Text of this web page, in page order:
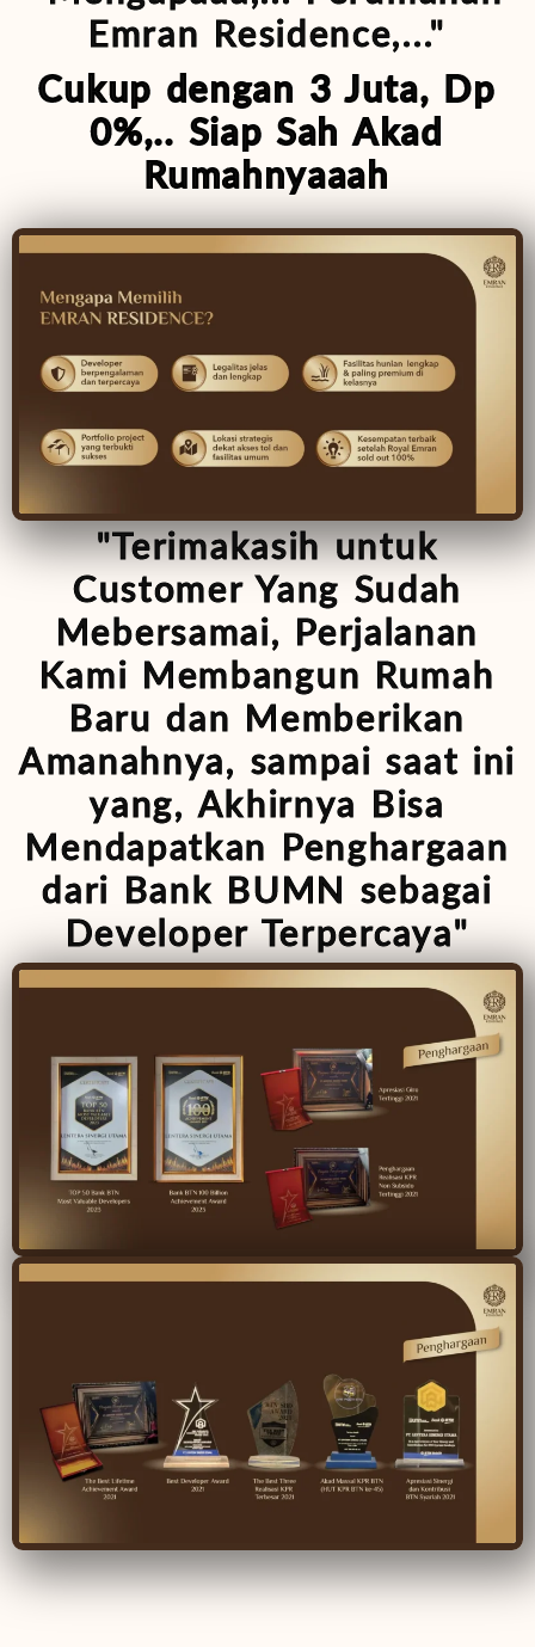
Emran Residence,..."
Cukup dengan 3 Juta, Dp
0%,.. Siap Sah Akad
Rumahnyaaah
"Terimakasih untuk
Customer Yang Sudah
Mebersamai, Perjalanan
Kami Membangun Rumah
Baru dan Memberikan
Amanahnya, sampai saat ini
yang, Akhirnya Bisa
Mendapatkan Penghargaan
dari Bank BUMN sebagai
Developer Terpercaya"